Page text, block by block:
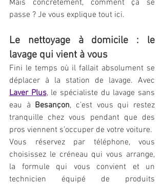
Mais concrètement, comment ça se
passe ? Je vous explique tout ici.
Le nettoyage à domicile : le
lavage qui vient à vous
Fini le temps où il fallait absolument se
Laver Plus, le spécialiste du lavage sans
eau à Besançon, c’est vous qui restez
tranquille chez vous pendant que des
pros viennent s’occuper de votre voiture.
Vous réservez par téléphone, vous
choisissez le créneau qui vous arrange,
la formule qui vous convient et un
technicien équipé de produits